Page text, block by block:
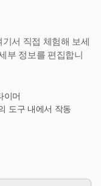
서 직접 체험해 보세
부 정보를 편집합니
이머
도구 내에서 작동